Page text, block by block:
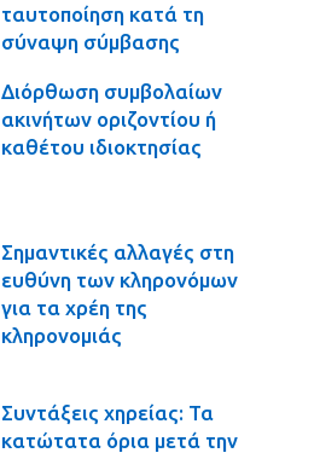
ταυτοποίηση κατά τη
σύναψη σύμβασης
Διόρθωση συμβολαίων
ακινήτων οριζοντίου ή
καθέτου ιδιοκτησίας
Σημαντικές αλλαγές στη
ευθύνη των κληρονόμων
για τα χρέη της
κληρονομιάς
Συντάξεις χηρείας: Τα
κατώτατα όρια μετά την